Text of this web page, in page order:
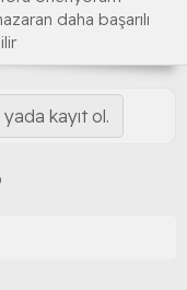
daha başarılı
kayıt ol.